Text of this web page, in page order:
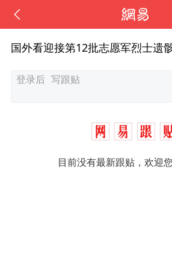
国外看迎接第12批志愿军烈士遗
目前没有最新跟贴，欢迎